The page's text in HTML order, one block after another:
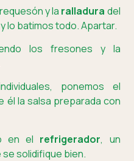
y la ralladura del
lo batimos todo. Apartar.
los fresones y la
ponemos el
él la salsa preparada con
en el refrigerador, un
se solidifique bien.